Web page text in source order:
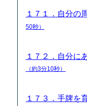
１７１．自分の
50秒）
１７２．自分に
（約3分10秒）
１７３．手牌を